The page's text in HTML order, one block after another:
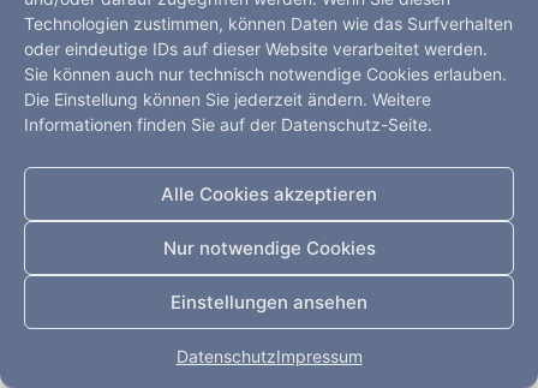
Technologien zustimmen, können Daten wie das Surfverhalten
oder eindeutige IDs auf dieser Website verarbeitet werden.
Sie können auch nur technisch notwendige Cookies erlauben.
Die Einstellung können Sie jederzeit ändern. Weitere
Informationen finden Sie auf der Datenschutz-Seite.
Alle Cookies akzeptieren
Nur notwendige Cookies
Einstellungen ansehen
DatenschutzImpressum
Executive Search – Hamburg, Kopenhagen, Shanghai,
Düsseldorf
Startseite
Leistungen
Kompetenz
Impressum
Datenschutz
Kontakt
Alle Rechte vorbehalten